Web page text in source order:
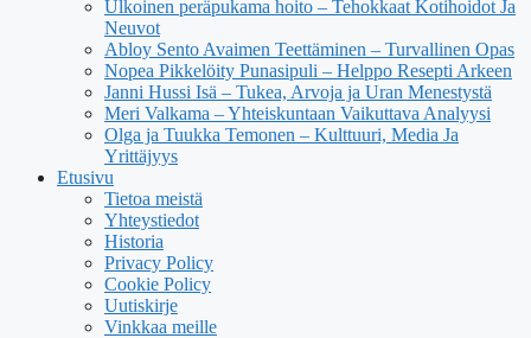
Ulkoinen peräpukama hoito – Tehokkaat Kotihoidot Ja
Neuvot
Abloy Sento Avaimen Teettäminen – Turvallinen Opas
Nopea Pikkelöity Punasipuli – Helppo Resepti Arkeen
Janni Hussi Isä – Tukea, Arvoja ja Uran Menestystä
Meri Valkama – Yhteiskuntaan Vaikuttava Analyysi
Olga ja Tuukka Temonen – Kulttuuri, Media Ja
Yrittäjyys
Etusivu
Tietoa meistä
Yhteystiedot
Historia
Privacy Policy
Cookie Policy
Uutiskirje
Vinkkaa meille